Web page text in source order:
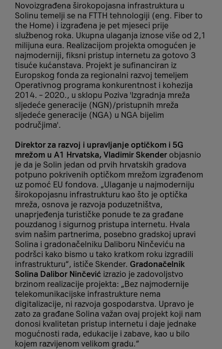
Novoizgrađena širokopojasna infrastruktura u
Solinu temelji se na FTTH tehnologiji (eng. Fiber to
the Home) i izgrađena je pet mjeseci prije
službenog roka. Ukupna ulaganja iznose više od 2,1
milijuna eura. Realizacijom projekta omogućen je
najmoderniji, fiksni pristup internetu za gotovo 3
tisuće kućanstava. Projekt je sufinanciran iz
Europskog fonda za regionalni razvoj temeljem
Operativnog programa konkurentnost i kohezija
2014. – 2020., u sklopu Poziva 'Izgradnja mreža
sljedeće generacije (NGN)/pristupnih mreža
sljedeće generacije (NGA) u NGA bijelim
područjima'.
Direktor za razvoj i upravljanje optičkom i 5G
mrežom u A1 Hrvatska, Vladimir Skender objasnio
je da je Solin jedan od prvih hrvatskih gradova
potpuno pokrivenih optičkom mrežom izgrađenom
uz pomoć EU fondova. „Ulaganje u najmoderniju
širokopojasnu infrastrukturu kao što je optička
mreža, osnova je razvoja poduzetništva,
unaprjeđenja turističke ponude te za građane
pouzdanog i sigurnog pristupa internetu. Hvala
svim našim partnerima, posebno gradskoj upravi
Solina i gradonačelniku Daliboru Ninčeviću na
podršci kako bismo u tako kratkom roku izgradili
infrastrukturu“, ističe Skender. Gradonačelnik
Solina Dalibor Ninčević izrazio je zadovoljstvo
brzinom realizacije projekta: „Bez najmodernije
telekomunikacijske infrastrukture nema
digitalizacije, ni razvoja gospodarstva. Upravo je
zato za građane Solina važan ovaj projekt koji nam
donosi kvalitetan pristup internetu i daje jednake
mogućnosti rada, edukacije i zabave, kao u bilo
kojem razvijenom velikom gradu.“